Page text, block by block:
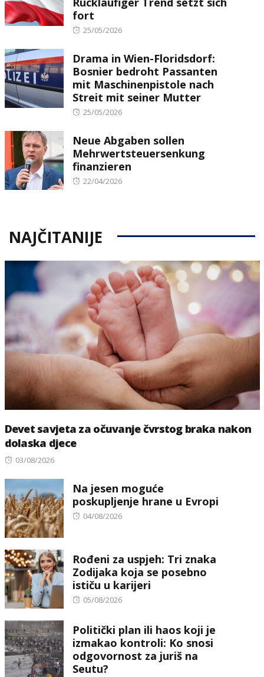
fort
Posted
25/05/2026
Drama in Wien-Floridsdorf:
Bosnier bedroht Passanten
mit Maschinenpistole nach
Streit mit seiner Mutter
Posted
25/05/2026
Neue Abgaben sollen
Mehrwertsteuersenkung
finanzieren
Posted
22/04/2026
NAJČITANIJE
Devet savjeta za očuvanje čvrstog braka nakon
dolaska djece
Posted
03/08/2026
Na jesen moguće
poskupljenje hrane u Evropi
Posted
04/08/2026
Rođeni za uspjeh: Tri znaka
Zodijaka koja se posebno
ističu u karijeri
Posted
05/08/2026
Politički plan ili haos koji je
izmakao kontroli: Ko snosi
odgovornost za juriš na
Seutu?